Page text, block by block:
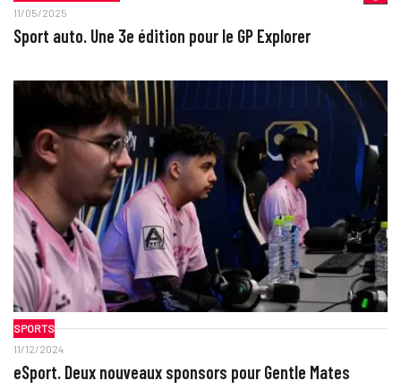
11/05/2025
Sport auto. Une 3e édition pour le GP Explorer
SPORTS
11/12/2024
eSport. Deux nouveaux sponsors pour Gentle Mates